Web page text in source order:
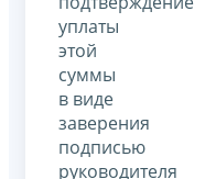
уплаты
этой
суммы
в виде
заверения
подписью
руководителя